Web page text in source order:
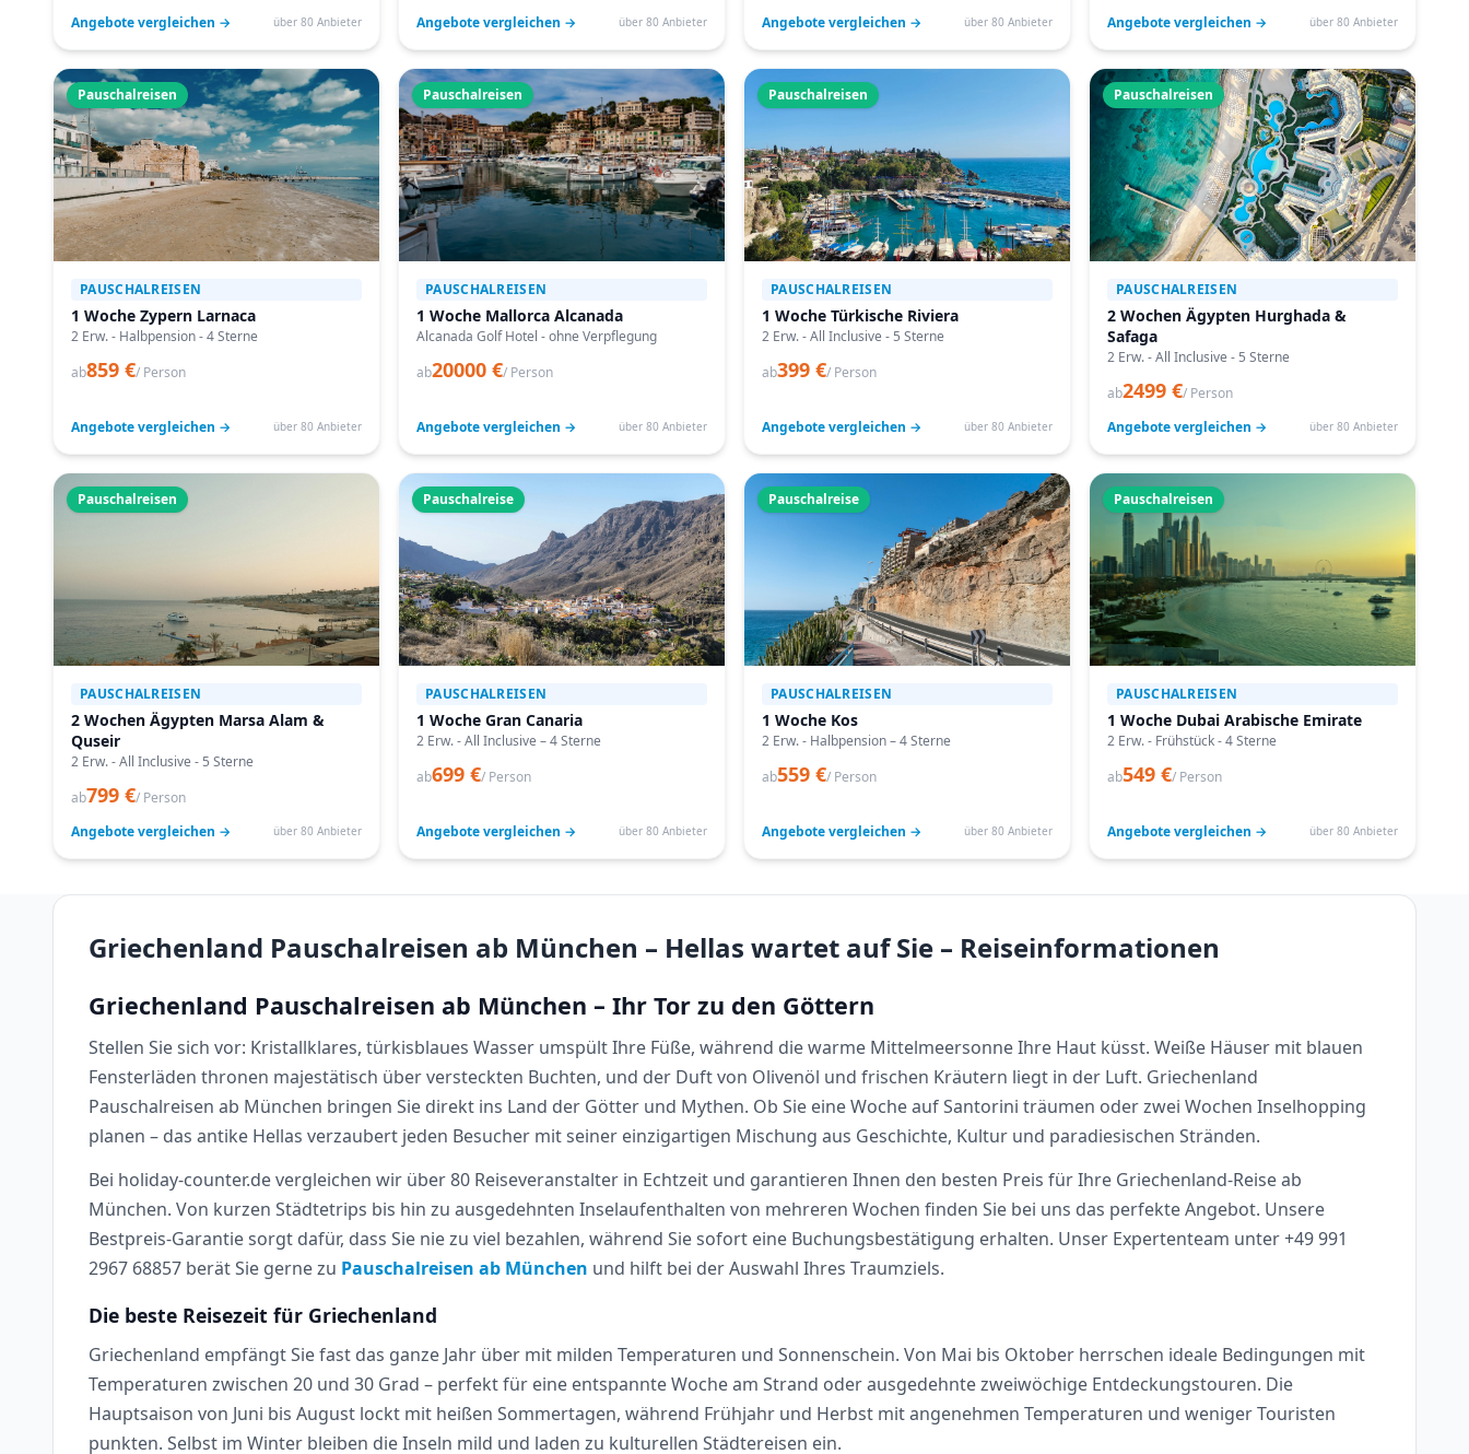
Angebote vergleichen → über 80 Anbieter Angebote vergleichen → über 80 Anbieter Angebote vergleichen → über 80 Anbieter
Angebote vergleichen →
über 80 Anbieter
Pauschalreisen
PAUSCHALREISEN
1 Woche Zypern Larnaca
2 Erw. - Halbpension - 4 Sterne
ab859 €/ Person
Angebote vergleichen → über 80 Anbieter
Pauschalreisen
PAUSCHALREISEN
1 Woche Mallorca Alcanada
Alcanada Golf Hotel - ohne Verpflegung
ab20000 €/ Person
Angebote vergleichen → über 80 Anbieter
Pauschalreisen
PAUSCHALREISEN
1 Woche Türkische Riviera
2 Erw. - All Inclusive - 5 Sterne
ab399 €/ Person
Angebote vergleichen → über 80 Anbieter
Pauschalreisen
PAUSCHALREISEN
2 Wochen Ägypten Hurghada &
Safaga
2 Erw. - All Inclusive - 5 Sterne
ab2499 €/ Person
Angebote vergleichen →
über 80 Anbieter
Pauschalreisen
PAUSCHALREISEN
2 Wochen Ägypten Marsa Alam &
Quseir
2 Erw. - All Inclusive - 5 Sterne
ab799 €/ Person
Angebote vergleichen →
über 80 Anbieter
Pauschalreise
PAUSCHALREISEN
1 Woche Gran Canaria
2 Erw. - All Inclusive – 4 Sterne
ab699 €/ Person
Angebote vergleichen → über 80 Anbieter
Pauschalreise
PAUSCHALREISEN
1 Woche Kos
2 Erw. - Halbpension – 4 Sterne
ab559 €/ Person
Angebote vergleichen → über 80 Anbieter
Pauschalreisen
PAUSCHALREISEN
1 Woche Dubai Arabische Emirate
2 Erw. - Frühstück - 4 Sterne
ab549 €/ Person
Angebote vergleichen → über 80 Anbieter
Griechenland Pauschalreisen ab München – Hellas wartet auf Sie – Reiseinformationen
Griechenland Pauschalreisen ab München – Ihr Tor zu den Göttern
Stellen Sie sich vor: Kristallklares, türkisblaues Wasser umspült Ihre Füße, während die warme Mittelmeersonne Ihre Haut küsst. Weiße Häuser mit blauen
Fensterläden thronen majestätisch über versteckten Buchten, und der Duft von Olivenöl und frischen Kräutern liegt in der Luft. Griechenland
Pauschalreisen ab München bringen Sie direkt ins Land der Götter und Mythen. Ob Sie eine Woche auf Santorini träumen oder zwei Wochen Inselhopping
planen – das antike Hellas verzaubert jeden Besucher mit seiner einzigartigen Mischung aus Geschichte, Kultur und paradiesischen Stränden.
Bei holiday-counter.de vergleichen wir über 80 Reiseveranstalter in Echtzeit und garantieren Ihnen den besten Preis für Ihre Griechenland-Reise ab
München. Von kurzen Städtetrips bis hin zu ausgedehnten Inselaufenthalten von mehreren Wochen finden Sie bei uns das perfekte Angebot. Unsere
Bestpreis-Garantie sorgt dafür, dass Sie nie zu viel bezahlen, während Sie sofort eine Buchungsbestätigung erhalten. Unser Expertenteam unter +49 991
2967 68857 berät Sie gerne zu Pauschalreisen ab München und hilft bei der Auswahl Ihres Traumziels.
Die beste Reisezeit für Griechenland
Griechenland empfängt Sie fast das ganze Jahr über mit milden Temperaturen und Sonnenschein. Von Mai bis Oktober herrschen ideale Bedingungen mit
Temperaturen zwischen 20 und 30 Grad – perfekt für eine entspannte Woche am Strand oder ausgedehnte zweiwöchige Entdeckungstouren. Die
Hauptsaison von Juni bis August lockt mit heißen Sommertagen, während Frühjahr und Herbst mit angenehmen Temperaturen und weniger Touristen
punkten. Selbst im Winter bleiben die Inseln mild und laden zu kulturellen Städtereisen ein.